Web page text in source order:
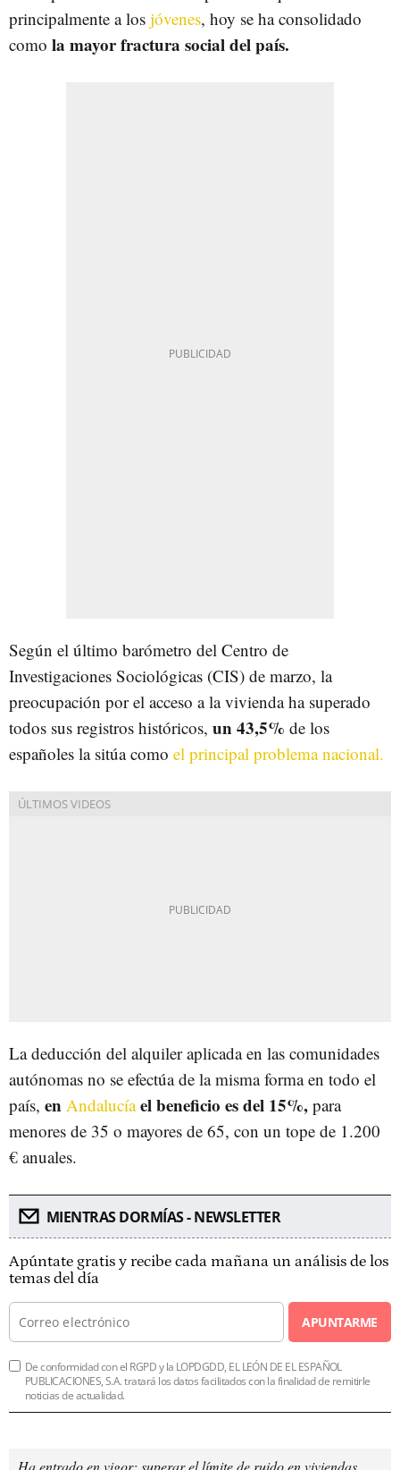
principalmente a los jóvenes, hoy se ha consolidado
como la mayor fractura social del país.
Según el último barómetro del Centro de
Investigaciones Sociológicas (CIS) de marzo, la
preocupación por el acceso a la vivienda ha superado
todos sus registros históricos, un 43,5% de los
españoles la sitúa como el principal problema nacional.
La deducción del alquiler aplicada en las comunidades
autónomas no se efectúa de la misma forma en todo el
país, en Andalucíael beneficio es del 15%, para
menores de 35 o mayores de 65, con un tope de 1.200
€ anuales.
MIENTRAS DORMÍAS - NEWSLETTER
Apúntate gratis y recibe cada mañana un análisis de los
temas del día
APUNTARME
De conformidad con el RGPD y la LOPDGDD, EL LEÓN DE EL ESPAÑOL
PUBLICACIONES, S.A. tratará los datos facilitados con la finalidad de remitirle
noticias de actualidad.
Ha entrado en vigor: superar el límite de ruido en viviendas